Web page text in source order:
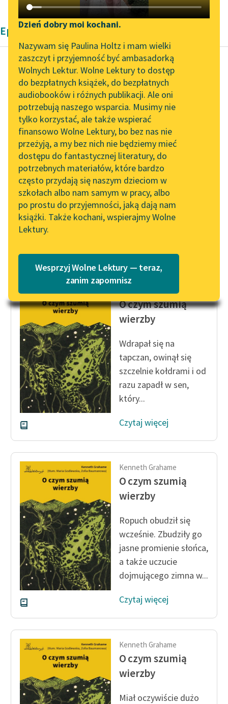
Katalog DAISY
Podkasty o książkach
Zgłoś brak utworu
Aktualności
Spotkanie z Katarzyną
Tunkiel w Oslo
Wolne Lektury na 32.
Pol’and’Rock Festivalu
„Kochanek Lady
Chatterley” do słuchania
na Wolnych Lekturach
Nowy audiobook –
„Marzenie o Oriencie”
Sophie Elkan
Kolekcja Nadwyraz.com x
Wolne Lektury – idealna na
Lektury szkolne i klasyka
literatury do słuchania dla
uczennic i uczniów z
niepełnosprawnościami
E-kolekcja lektur
szkolnych i literatury do
słuchania dla uczennic i
uczniów z
niepełnosprawnościami
Feministyczne inspiracje.
Popularyzacja
skandynawskiej literatury
feministycznej
Ręce pełne poezji
Kolekcje edukacyjne
twórców przechodzących
do domeny publicznej,
lektur szkolnych oraz
Starego Testamentu
Odkurzamy bohaterów
Szkoła Poezji Wolnych
Lektur
Narzędzia
Mapa Wolnych Lektur
Leśmianator
Przewodnik dla piszących i
czytających
API
OAI-PMH
Widget Wolnych Lektur
Przypisy
Katalog w formacie PDF
O nas
Kontakt
Zespół
Dzień dobry moi kochani.
Nazywam się Paulina Holtz i mam wielki
zaszczyt i przyjemność być ambasadorką
Wolnych Lektur. Wolne Lektury to dostęp
do bezpłatnych książek, do bezpłatnych
audiobooków i różnych publikacji. Ale oni
potrzebują naszego wsparcia. Musimy nie
tylko korzystać, ale także wspierać
finansowo Wolne Lektury, bo bez nas nie
przeżyją, a my bez nich nie będziemy mieć
dostępu do fantastycznej literatury, do
potrzebnych materiałów, które bardzo
często przydają się naszym dzieciom w
szkołach albo nam samym w pracy, albo
po prostu do przyjemności, jaką dają nam
książki. Także kochani, wspierajmy Wolne
Lektury.
Wesprzyj Wolne Lektury — teraz,
zanim zapomnisz
Epika Kennetha Grahame'a
Kenneth Grahame
O czym szumią
wierzby
Ale ty śpisz, Szczurku.
— Ja? Ależ nie —
Szczur zbudził się
nagle.
— Już kilka razy
przysypiał...
O czym szumią
wierzby
Wdrapał się na
tapczan, owinął się
szczelnie kołdrami i od
razu zapadł w sen,
który...
Czytaj więcej
Kenneth Grahame
O czym szumią
wierzby
Ropuch obudził się
wcześnie. Zbudziły go
jasne promienie słońca,
a także uczucie
dojmującego zimna w...
Czytaj więcej
Kenneth Grahame
O czym szumią
wierzby
Miał oczywiście dużo